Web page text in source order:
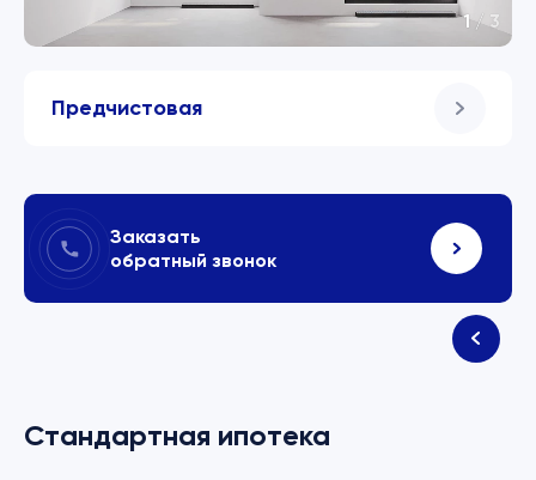
Предчистовая
1 /3
Заказать
обратный звонок
Стандартная ипотека